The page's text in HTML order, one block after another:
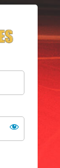
https://